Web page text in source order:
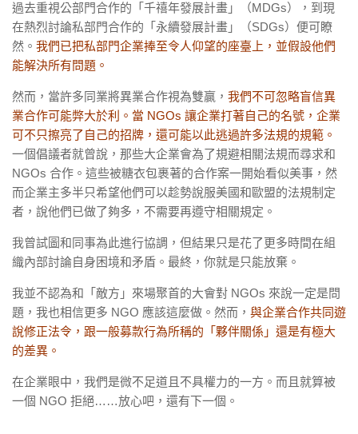
過去重視公部門合作的「千禧年發展計畫」（MDGs），到現
在熱烈討論私部門合作的「永續發展計畫」（SDGs）便可瞭
然。 我們已把私部門企業捧至令人仰望的座臺上，並假設他們
能解決所有問題。
然而，當許多同業將異業合作視為雙贏， 我們不可忽略盲信異
業合作可能弊大於利。當 NGOs 讓企業打著自己的名號，企業
可不只擦亮了自己的招牌，還可能以此逃過許多法規的規範。
一個倡議者就曾說，那些大企業會為了規避相關法規而尋求和
NGOs 合作。這些被糖衣包裹著的合作案一開始看似美事，然
而企業主多半只希望他們可以趁勢說服美國和歐盟的法規制定
者，說他們已做了夠多，不需要再遵守相關規定。
我曾試圖和同事為此進行協調，但結果只是花了更多時間在組
織內部討論自身困境和矛盾。最終，你就是只能放棄。
我並不認為和「敵方」來場聚首的大會對 NGOs 來說一定是問
題，我也相信更多 NGO 應該這麼做。然而， 與企業合作共同遊
說修正法令，跟一般募款行為所稱的「夥伴關係」還是有極大
的差異。
在企業眼中，我們是微不足道且不具權力的一方。而且就算被
一個 NGO 拒絕……放心吧，還有下一個。